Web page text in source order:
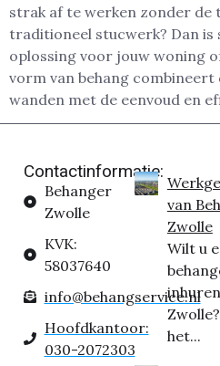
strak af te werken zonder de
traditioneel stucwerk? Dan
oplossing voor jouw woning
vorm van behang
wanden met de eenvoud en
Contactinformatie:
Behanger
Zwolle
KVK:
58037640
info@behangservice.nl
Hoofdkantoor:
030-2072303
van
Zwolle
Wilt u
het...